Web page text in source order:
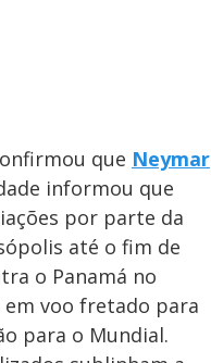
que Neymar
informou que
por parte da
até o fim de
o Panamá no
em voo fretado para
para o Mundial.